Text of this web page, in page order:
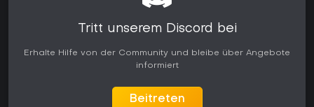
Tritt unserem Discord bei
Erhalte Hilfe von der Community und bleibe über Angebote
informiert
Beitreten